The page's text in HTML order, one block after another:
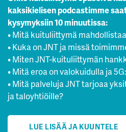
kaksikielisen podcastimme
kysymyksiin 10 minuutissa:
• Mitä kuituliittymä
• Kuka on JNT ja missä
• Miten JNT-kuituliittymän
• Mitä eroa on valokuidulla ja
• Mitä palveluja JNT tarjoaa
ja taloyhtiöille?
LUE LISÄÄ JA KUUNTELE